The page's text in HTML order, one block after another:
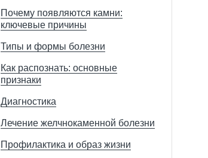
Почему появляются камни:
ключевые причины
Типы и формы болезни
Как распознать: основные
признаки
Диагностика
Лечение желчнокаменной болезни
Профилактика и образ жизни